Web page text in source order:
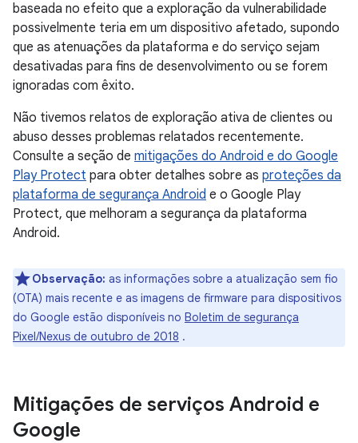
baseada no efeito que a exploração da vulnerabilidade
possivelmente teria em um dispositivo afetado, supondo
que as atenuações da plataforma e do serviço sejam
desativadas para fins de desenvolvimento ou se forem
ignoradas com êxito.
Não tivemos relatos de exploração ativa de clientes ou
abuso desses problemas relatados recentemente.
Consulte a seção de mitigações do Android e do Google
Play Protect para obter detalhes sobre as proteções da
plataforma de segurança Android e o Google Play
Protect, que melhoram a segurança da plataforma
Android.
Observação: as informações sobre a atualização sem fio
(OTA) mais recente e as imagens de firmware para dispositivos
do Google estão disponíveis no Boletim de segurança
Pixel/Nexus de outubro de 2018 .
Mitigações de serviços Android e
Google